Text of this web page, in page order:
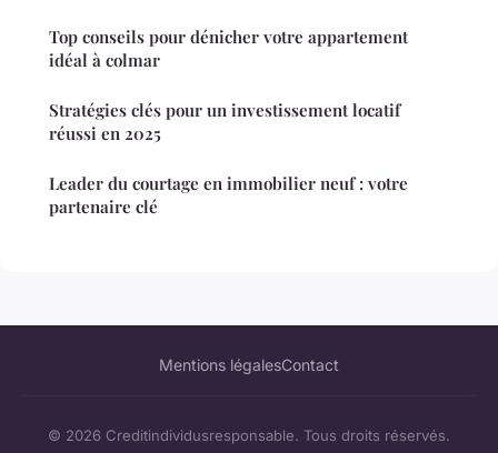
Top conseils pour dénicher votre appartement
idéal à colmar
Stratégies clés pour un investissement locatif
réussi en 2025
Leader du courtage en immobilier neuf : votre
partenaire clé
Mentions légalesContact
© 2026 Creditindividusresponsable. Tous droits réservés.